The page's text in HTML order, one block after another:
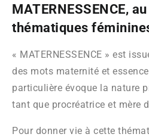
MATERNESSENCE,
thématiques
« MATERNESSENCE » est
des mots maternité et
particulière évoque la nature
tant que procréatrice et mère
Pour donner vie à cette